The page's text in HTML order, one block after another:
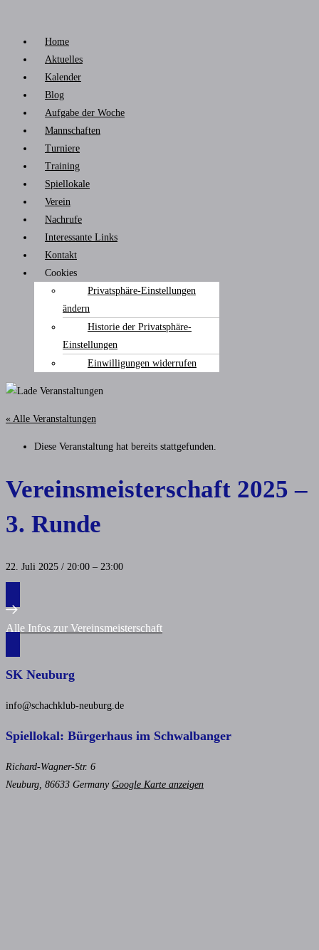
Home
Aktuelles
Kalender
Blog
Aufgabe der Woche
Mannschaften
Turniere
Training
Spiellokale
Verein
Nachrufe
Interessante Links
Kontakt
Cookies
Privatsphäre-Einstellungen
ändern
Historie der Privatsphäre-
Einstellungen
Einwilligungen widerrufen
« Alle Veranstaltungen
Diese Veranstaltung hat bereits stattgefunden.
Vereinsmeisterschaft 2025 –
3. Runde
22. Juli 2025 / 20:00 – 23:00
Alle Infos zur Vereinsmeisterschaft
SK Neuburg
info@schachklub-neuburg.de
Spiellokal: Bürgerhaus im Schwalbanger
Richard-Wagner-Str. 6
Neuburg, 86633 Germany Google Karte anzeigen